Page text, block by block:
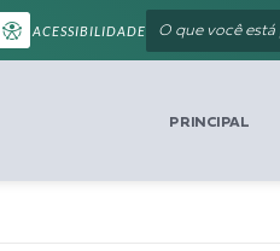
ACESSIBILIDADE
PRINCIPAL